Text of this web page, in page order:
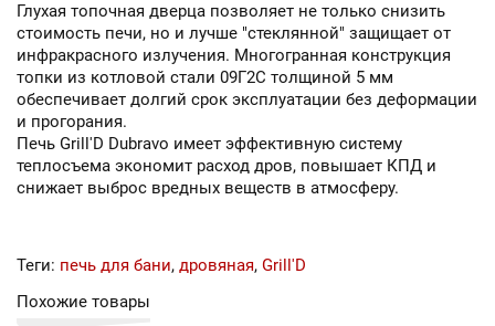
Глухая топочная дверца позволяет не только снизить
стоимость печи, но и лучше "стеклянной" защищает от
инфракрасного излучения. Многогранная конструкция
топки из котловой стали 09Г2С толщиной 5 мм
обеспечивает долгий срок эксплуатации без деформации
и прогорания.
Печь Grill'D Dubravo имеет эффективную систему
теплосъема экономит расход дров, повышает КПД и
снижает выброс вредных веществ в атмосферу.
Теги: печь для бани, дровяная, Grill'D
Похожие товары